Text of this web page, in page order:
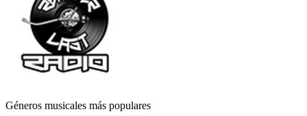
Géneros musicales más populares